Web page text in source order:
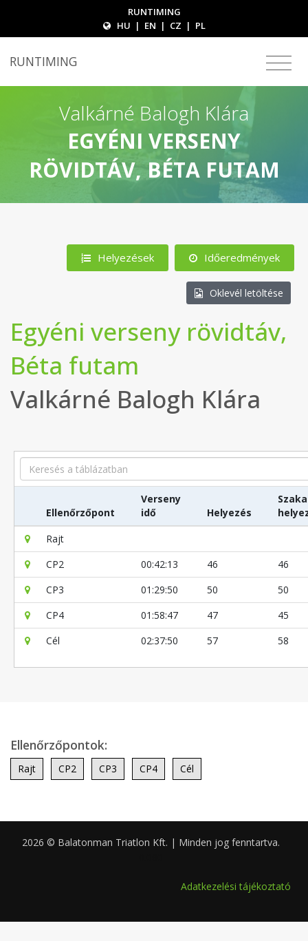
RUNTIMING
HU | EN | CZ | PL
RUNTIMING
Valkárné Balogh Klára
EGYÉNI VERSENY
RÖVIDTÁV, BÉTA FUTAM
Helyezések Időeredmények
Oklevél letöltése
Egyéni verseny rövidtáv,
Béta futam
Valkárné Balogh Klára
Search
Ellenőrzőpont
Verseny
idő
Helyezés
Rajt
CP2
00:42:13 46
46
CP3
01:29:50 50
50
CP4
01:58:47 47
45
Cél
02:37:50 57 58
Ellenőrzőpontok:
Rajt CP2 CP3 CP4 Cél
2026 © Balatonman Triatlon Kft. | Minden jog fenntartva.
Adatkezelési tájékoztató